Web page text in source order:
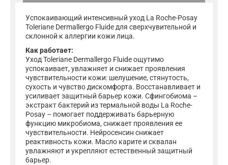
Успокаивающий интенсивный уход La Roche-Posay
Toleriane Dermallergo Fluide для сверхчувительной и
склонной к аллергии кожи лица.
Как работает:
Уход Toleriane Dermallergo Fluide ощутимо
успокаивает, увлажняет и снижает проявления
чувствительности кожи: шелушение, стянутость,
сухость и чувство дискомфорта. Восстанавливает и
усиливает защитный барьер кожи. Сфингобиома –
экстракт бактерий из термальной воды La Roche-
Posay – помогает поддерживать барьерную
функцию микробиома, снижает проявления ее
чувствительности. Нейросенсин снижает
реактивность кожи. Масло карите и сквалан
увлажняют и укрепляют естественный защитный
барьер.